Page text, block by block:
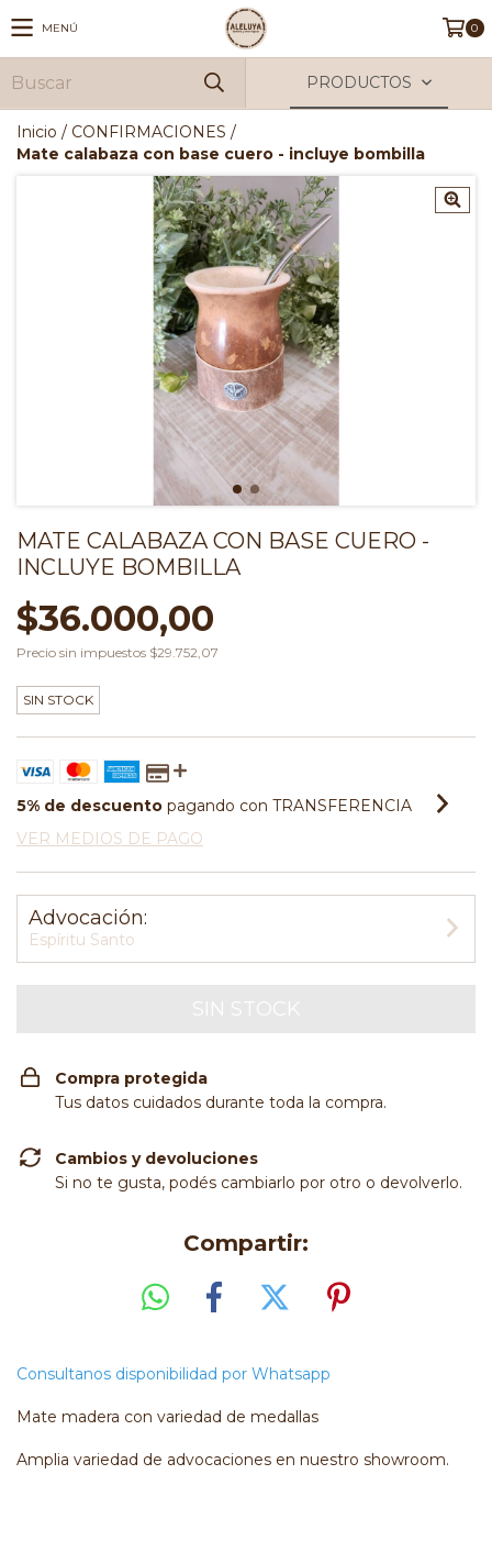
MENÚ 0
PRODUCTOS
Inicio / CONFIRMACIONES /
Mate calabaza con base cuero - incluye bombilla
MATE CALABAZA CON BASE CUERO -
INCLUYE BOMBILLA
$36.000,00
Precio sin impuestos $29.752,07
SIN STOCK
5% de descuento pagando con TRANSFERENCIA
VER MEDIOS DE PAGO
Advocación:
Espíritu Santo
Compra protegida
Tus datos cuidados durante toda la compra.
Cambios y devoluciones
Si no te gusta, podés cambiarlo por otro o devolverlo.
Compartir:
Consultanos disponibilidad por Whatsapp
Mate madera con variedad de medallas
Amplia variedad de advocaciones en nuestro showroom.